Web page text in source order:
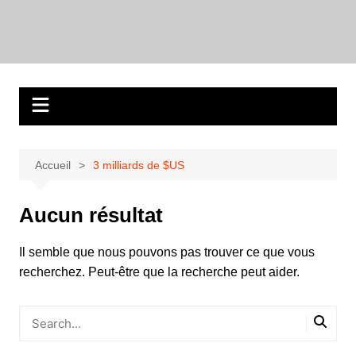
Accueil 3 milliards de $US
Aucun résultat
Il semble que nous pouvons pas trouver ce que vous
recherchez. Peut-être que la recherche peut aider.